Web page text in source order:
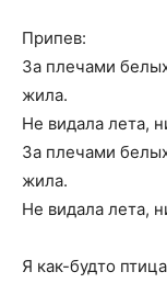
Припев:
За плечами
жила.
Не видала лета,
За плечами
жила.
Не видала лета,
Я как-будто